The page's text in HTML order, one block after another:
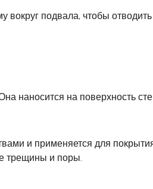
вокруг подвала, чтобы
наносится на поверхность
и применяется для
трещины и поры.